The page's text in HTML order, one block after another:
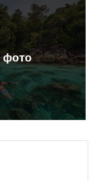
фото